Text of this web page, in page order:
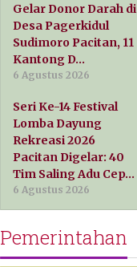
Gelar Donor Darah di
Desa Pagerkidul
Sudimoro Pacitan, 11
Kantong D…
6 Agustus 2026
Seri Ke-14 Festival
Lomba Dayung
Rekreasi 2026
Pacitan Digelar: 40
Tim Saling Adu Cep…
6 Agustus 2026
Pemerintahan